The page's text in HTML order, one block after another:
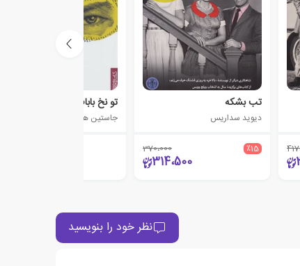
تب بشکه
دیوید سداریس
٪15 370،000
314،500
تو نخ بابام
جاستین هالپرن
نظر خود را بنویسید